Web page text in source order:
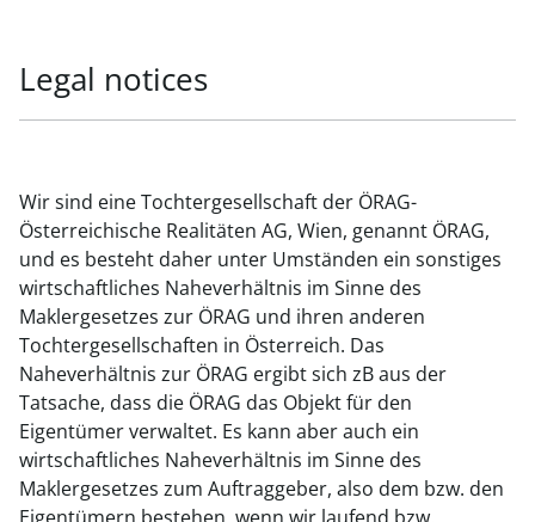
Legal notices
Wir sind eine Tochtergesellschaft der ÖRAG-
Österreichische Realitäten AG, Wien, genannt ÖRAG,
und es besteht daher unter Umständen ein sonstiges
wirtschaftliches Naheverhältnis im Sinne des
Maklergesetzes zur ÖRAG und ihren anderen
Tochtergesellschaften in Österreich. Das
Naheverhältnis zur ÖRAG ergibt sich zB aus der
Tatsache, dass die ÖRAG das Objekt für den
Eigentümer verwaltet. Es kann aber auch ein
wirtschaftliches Naheverhältnis im Sinne des
Maklergesetzes zum Auftraggeber, also dem bzw. den